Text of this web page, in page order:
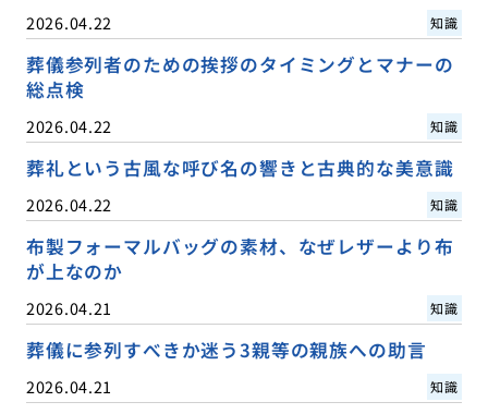
2026.04.22 知識
葬儀参列者のための挨拶のタイミングとマナーの
総点検
2026.04.22 知識
葬礼という古風な呼び名の響きと古典的な美意識
2026.04.22 知識
布製フォーマルバッグの素材、なぜレザーより布
が上なのか
2026.04.21 知識
葬儀に参列すべきか迷う3親等の親族への助言
2026.04.21 知識